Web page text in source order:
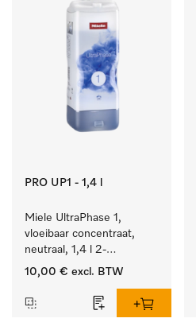
PRO UP1 - 1,4 l
Miele UltraPhase 1,
vloeibaar concentraat,
neutraal, 1,4 l 2-
componentenwasmiddel
wasgoed.
10,00 € excl. BTW